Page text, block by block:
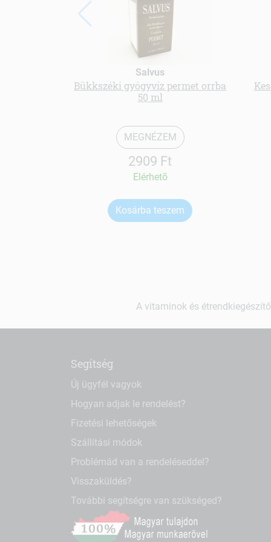
Salvus
Bükkszéki gyógyvíz permet orrba
50 ml
MEGNÉZEM
2909 Ft
Elérhetõ
Kosárba teszem
A vitaminok és
Segítség
Új ügyfél vagyok
Hogyan adjak le rendelést?
Fizetési lehetőségek
Szállítási módok
Problémád van a rendeléseddel?
Visszaküldés?
További segítségre van szükséged?